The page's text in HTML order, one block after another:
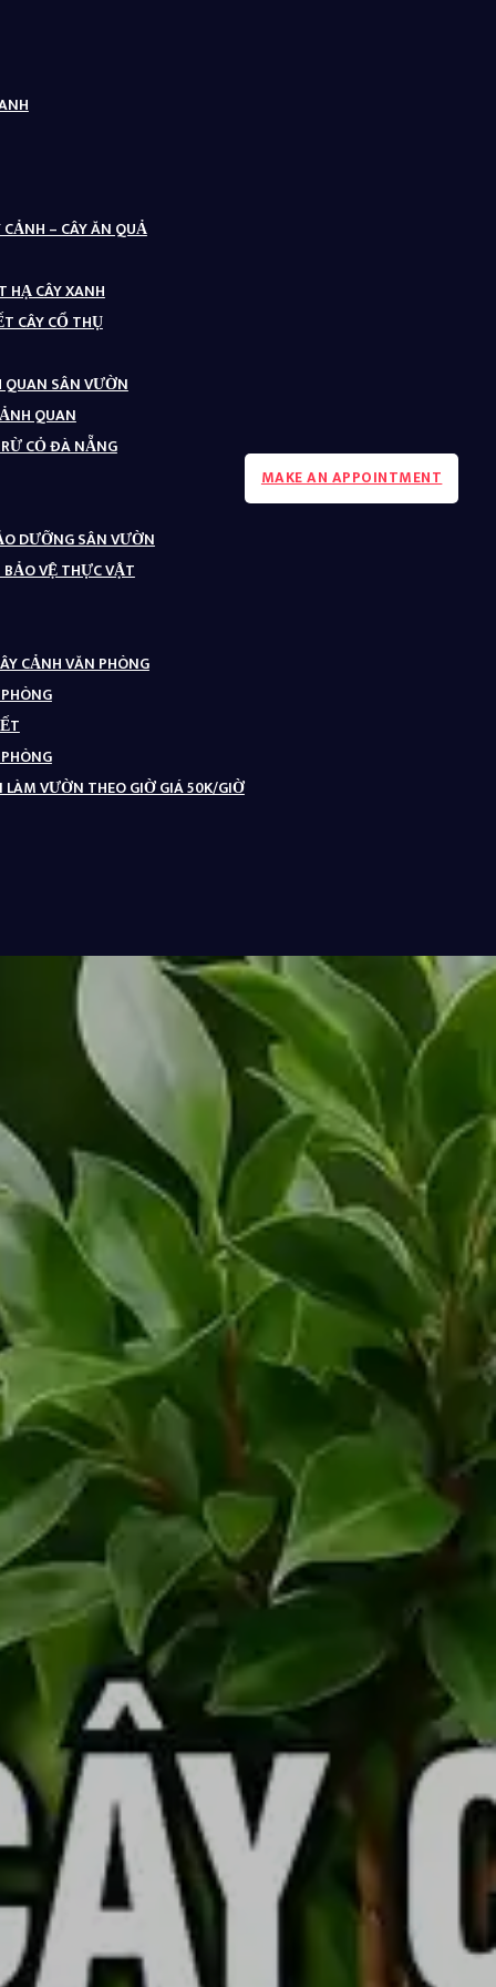
– CÂY ĂN QUẢ
HẠ CÂY XANH
CÂY CỔ THỤ
QUAN SÂN VƯỜN
QUAN
CỎ ĐÀ NẴNG
DƯỠNG SÂN VƯỜN
BẢO VỆ THỰC VẬT
CẢNH VĂN PHÒNG
VƯỜN THEO GIỜ GIÁ 50K/GIỜ
MAKE AN APPOINTMENT